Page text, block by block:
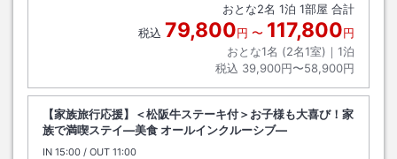
おとな2名 1泊 1部屋 合計
税込 79,800円 〜 117,800円
おとな1名 (2名1室)｜ 1泊
税込 39,900円〜58,900円
【家族旅行応援】＜松阪牛ステーキ付＞お子様も大喜び！家
族で満喫ステイ―美食 オールインクルーシブ―
IN チェックイン
15:00 / OUT チェックアウト
11:00